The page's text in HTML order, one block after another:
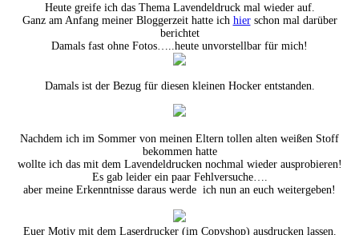
Heute greife ich das Thema Lavendeldruck mal wieder auf.
Ganz am Anfang meiner Bloggerzeit hatte ich hierschon mal darüber
berichtet
Damals fast ohne Fotos…..heute unvorstellbar für mich!
Damals ist der Bezug für diesen kleinen Hocker entstanden.
Nachdem ich im Sommer von meinen Eltern tollen alten weißen Stoff
bekommen hatte
wollte ich das mit dem Lavendeldrucken nochmal wieder ausprobieren!
Es gab leider ein paar Fehlversuche….
aber meine Erkenntnisse daraus werde ich nun an euch weitergeben!
Euer Motiv mit dem Laserdrucker (im Copyshop) ausdrucken lassen.